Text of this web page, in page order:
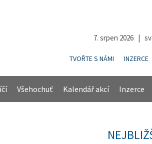
7. srpen 2026 |
TVOŘTE S NÁMI INZERCE
Všehochuť Kalendář akcí Inzerce